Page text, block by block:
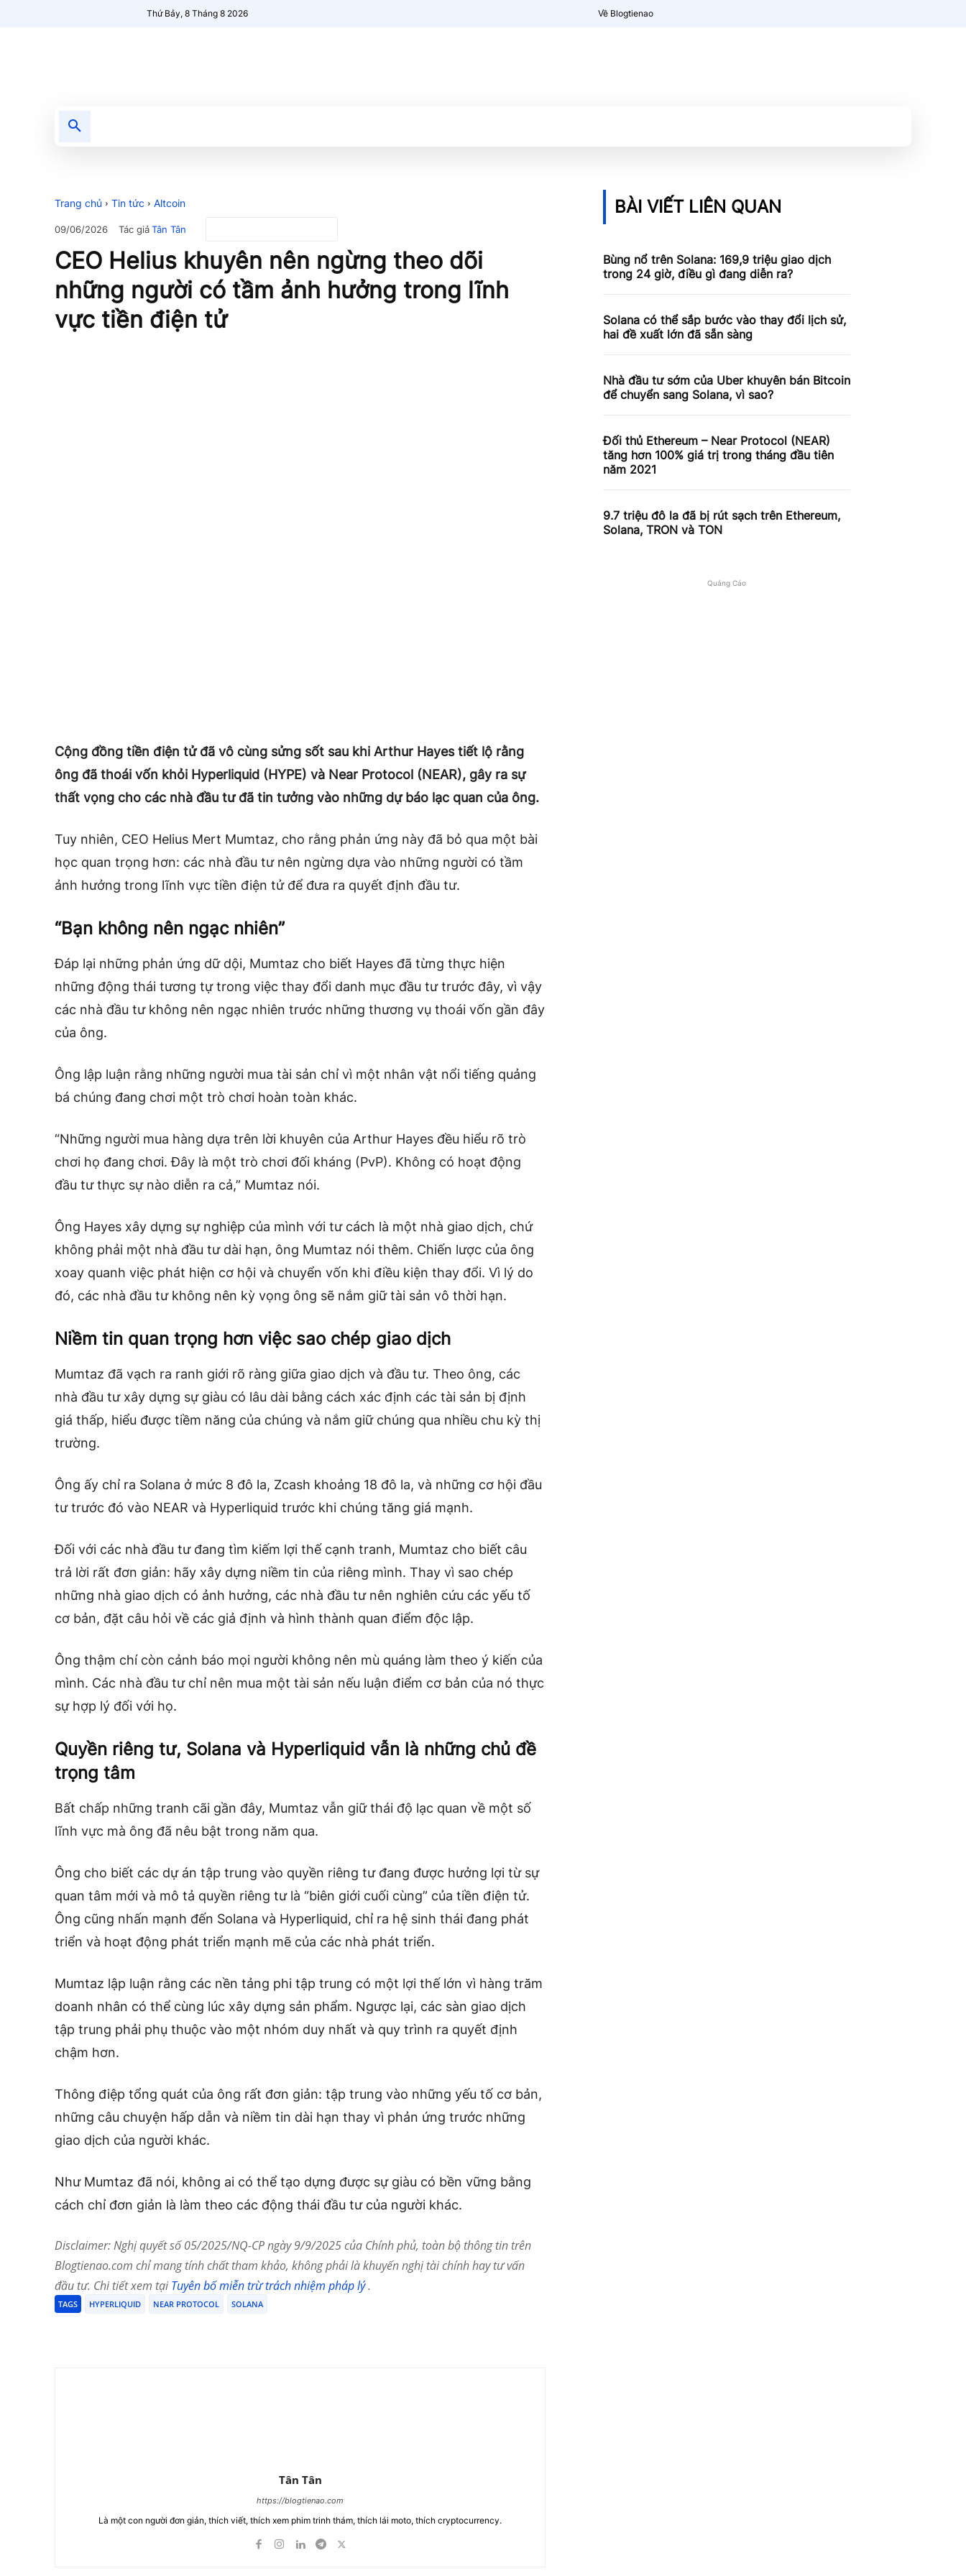
Thứ Bảy, 8 Tháng 8 2026 Về Blogtienao
Trang chủ Tin tức Altcoin
09/06/2026 Tác giảTân Tân
CEO Helius khuyên nên ngừng theo dõi
những người có tầm ảnh hưởng trong lĩnh
vực tiền điện tử
Cộng đồng tiền điện tử đã vô cùng sửng sốt sau khi Arthur Hayes tiết lộ rằng
ông đã thoái vốn khỏi Hyperliquid (HYPE) và Near Protocol (NEAR), gây ra sự
thất vọng cho các nhà đầu tư đã tin tưởng vào những dự báo lạc quan của ông.
Tuy nhiên, CEO Helius Mert Mumtaz, cho rằng phản ứng này đã bỏ qua một bài
học quan trọng hơn: các nhà đầu tư nên ngừng dựa vào những người có tầm
ảnh hưởng trong lĩnh vực tiền điện tử để đưa ra quyết định đầu tư.
“Bạn không nên ngạc nhiên”
Đáp lại những phản ứng dữ dội, Mumtaz cho biết Hayes đã từng thực hiện
những động thái tương tự trong việc thay đổi danh mục đầu tư trước đây, vì vậy
các nhà đầu tư không nên ngạc nhiên trước những thương vụ thoái vốn gần đây
của ông.
Ông lập luận rằng những người mua tài sản chỉ vì một nhân vật nổi tiếng quảng
bá chúng đang chơi một trò chơi hoàn toàn khác.
“Những người mua hàng dựa trên lời khuyên của Arthur Hayes đều hiểu rõ trò
chơi họ đang chơi. Đây là một trò chơi đối kháng (PvP). Không có hoạt động
đầu tư thực sự nào diễn ra cả,” Mumtaz nói.
Ông Hayes xây dựng sự nghiệp của mình với tư cách là một nhà giao dịch, chứ
không phải một nhà đầu tư dài hạn, ông Mumtaz nói thêm. Chiến lược của ông
xoay quanh việc phát hiện cơ hội và chuyển vốn khi điều kiện thay đổi. Vì lý do
đó, các nhà đầu tư không nên kỳ vọng ông sẽ nắm giữ tài sản vô thời hạn.
Niềm tin quan trọng hơn việc sao chép giao dịch
Mumtaz đã vạch ra ranh giới rõ ràng giữa giao dịch và đầu tư. Theo ông, các
nhà đầu tư xây dựng sự giàu có lâu dài bằng cách xác định các tài sản bị định
giá thấp, hiểu được tiềm năng của chúng và nắm giữ chúng qua nhiều chu kỳ thị
trường.
Ông ấy chỉ ra Solana ở mức 8 đô la, Zcash khoảng 18 đô la, và những cơ hội đầu
tư trước đó vào NEAR và Hyperliquid trước khi chúng tăng giá mạnh.
Đối với các nhà đầu tư đang tìm kiếm lợi thế cạnh tranh, Mumtaz cho biết câu
trả lời rất đơn giản: hãy xây dựng niềm tin của riêng mình. Thay vì sao chép
những nhà giao dịch có ảnh hưởng, các nhà đầu tư nên nghiên cứu các yếu tố
cơ bản, đặt câu hỏi về các giả định và hình thành quan điểm độc lập.
Ông thậm chí còn cảnh báo mọi người không nên mù quáng làm theo ý kiến ​​của
mình. Các nhà đầu tư chỉ nên mua một tài sản nếu luận điểm cơ bản của nó thực
sự hợp lý đối với họ.
Quyền riêng tư, Solana và Hyperliquid vẫn là những chủ đề
trọng tâm
Bất chấp những tranh cãi gần đây, Mumtaz vẫn giữ thái độ lạc quan về một số
lĩnh vực mà ông đã nêu bật trong năm qua.
Ông cho biết các dự án tập trung vào quyền riêng tư đang được hưởng lợi từ sự
quan tâm mới và mô tả quyền riêng tư là “biên giới cuối cùng” của tiền điện tử.
Ông cũng nhấn mạnh đến Solana và Hyperliquid, chỉ ra hệ sinh thái đang phát
triển và hoạt động phát triển mạnh mẽ của các nhà phát triển.
Mumtaz lập luận rằng các nền tảng phi tập trung có một lợi thế lớn vì hàng trăm
doanh nhân có thể cùng lúc xây dựng sản phẩm. Ngược lại, các sàn giao dịch
tập trung phải phụ thuộc vào một nhóm duy nhất và quy trình ra quyết định
chậm hơn.
Thông điệp tổng quát của ông rất đơn giản: tập trung vào những yếu tố cơ bản,
những câu chuyện hấp dẫn và niềm tin dài hạn thay vì phản ứng trước những
giao dịch của người khác.
Như Mumtaz đã nói, không ai có thể tạo dựng được sự giàu có bền vững bằng
cách chỉ đơn giản là làm theo các động thái đầu tư của người khác.
Disclaimer: Nghị quyết số 05/2025/NQ-CP ngày 9/9/2025 của Chính phủ, toàn bộ thông tin trên
Blogtienao.com chỉ mang tính chất tham khảo, không phải là khuyến nghị tài chính hay tư vấn
đầu tư. Chi tiết xem tạiTuyên bố miễn trừ trách nhiệm pháp lý.
TAGS HYPERLIQUID NEAR PROTOCOL SOLANA
Tân Tân
https://blogtienao.com
Là một con người đơn giản, thích viết, thích xem phim trinh thám, thích lái moto, thích cryptocurrency.
BÀI VIẾT LIÊN QUAN
Bùng nổ trên Solana: 169,9 triệu giao dịch
trong 24 giờ, điều gì đang diễn ra?
Solana có thể sắp bước vào thay đổi lịch sử,
hai đề xuất lớn đã sẵn sàng
Nhà đầu tư sớm của Uber khuyên bán Bitcoin
để chuyển sang Solana, vì sao?
Đối thủ Ethereum – Near Protocol (NEAR)
tăng hơn 100% giá trị trong tháng đầu tiên
năm 2021
9.7 triệu đô la đã bị rút sạch trên Ethereum,
Solana, TRON và TON
Quảng Cáo